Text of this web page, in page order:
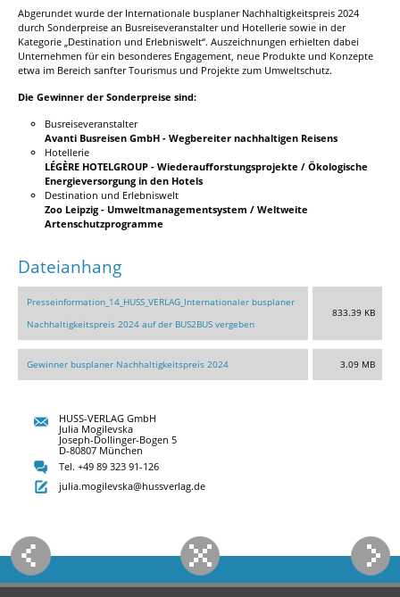
HUSS-VERLAG GmbH
Julia Mogilevska
Joseph-Dollinger-Bogen 5
D-80807 München
Tel. +49 89 323 91-126
julia.mogilevska@hussverlag.de
Abgerundet wurde der Internationale busplaner Nachhaltigkeitspreis 2024
durch Sonderpreise an Busreiseveranstalter und Hotellerie sowie in der
Kategorie „Destination und Erlebniswelt“. Auszeichnungen erhielten dabei
Unternehmen für ein besonderes Engagement, neue Produkte und Konzepte
etwa im Bereich sanfter Tourismus und Projekte zum Umweltschutz.
Die Gewinner der Sonderpreise sind:
Busreiseveranstalter
Avanti Busreisen GmbH - Wegbereiter nachhaltigen Reisens
Hotellerie
LÉGÈRE HOTELGROUP - Wiederaufforstungsprojekte / Ökologische
Energieversorgung in den Hotels
Destination und Erlebniswelt
Zoo Leipzig - Umweltmanagementsystem / Weltweite
Artenschutzprogramme
Dateianhang
Presseinformation_14_HUSS_VERLAG_Internationaler busplaner
Nachhaltigkeitspreis 2024 auf der BUS2BUS vergeben
833.39 KB
Gewinner busplaner Nachhaltigkeitspreis 2024 3.09 MB